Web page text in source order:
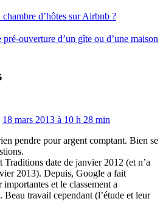
d’hôtes sur Airbnb ?
ouverture d’un gîte ou d’une maison
18 mars 2013 à 10 h 28 min
pendre pour argent comptant. Bien se
Traditions date de janvier 2012 (et n’a
2013). Depuis, Google a fait
et le classement a
Beau travail cependant (l’étude et leur